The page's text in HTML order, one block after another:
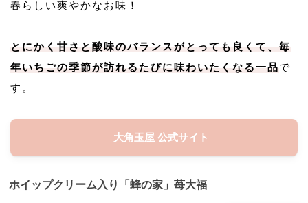
春らしい爽やかなお味！
とにかく甘さと酸味のバランスがとっても良くて、毎
年いちごの季節が訪れるたびに味わいたくなる一品で
す。
大角玉屋 公式サイト
ホイップクリーム入り「蜂の家」苺大福